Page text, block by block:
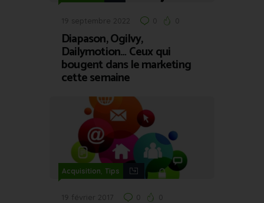
19 septembre 2022 0 0
Diapason, Ogilvy,
Dailymotion… Ceux qui
bougent dans le marketing
cette semaine
Acquisition, Tips
19 février 2017 0 0